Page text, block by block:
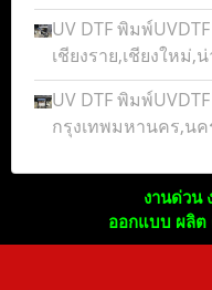
UV DTF พิมพ์UVDTF
เชียงราย,เชียงใหม่,
UV DTF พิมพ์UVDTF
กรุงเทพมหานคร,น
งานด่วน
ออกแบบ ผลิ